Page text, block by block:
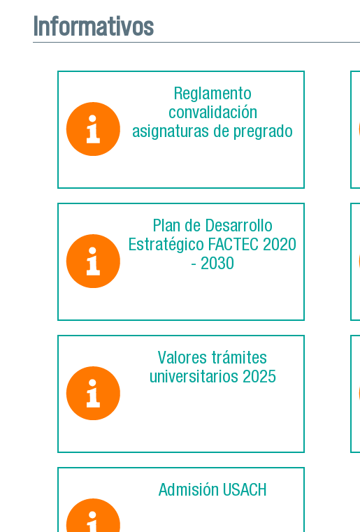
Informativos
Reglamento
convalidación
asignaturas de pregrado
Plan de Desarrollo
Estratégico FACTEC 2020
- 2030
Valores trámites
universitarios 2025
Admisión USACH